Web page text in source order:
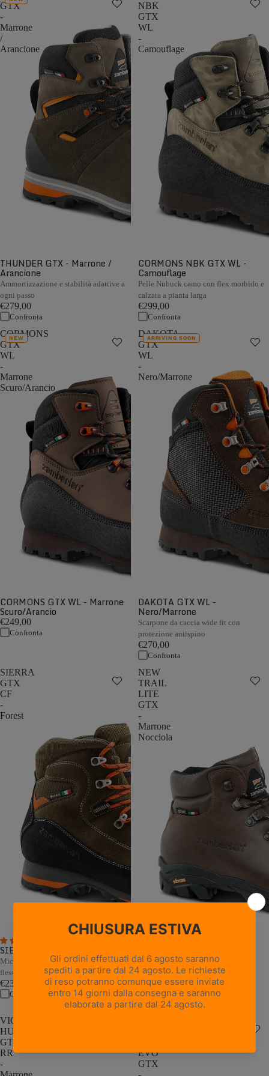
GTX
-
Marrone
/
Arancione
THUNDER GTX - Marrone /
Arancione
Ammortizzazione e stabilità adattive a
ogni passo
€279,00
Confronta
NBK
GTX
WL
-
Camouflage
CORMONS NBK GTX WL -
Camouflage
Pelle Nubuck camo con flex morbido e
calzata a pianta larga
€299,00
Confronta
CORMONS
GTX
WL
-
Marrone
Scuro/Arancio
NEW
CORMONS GTX WL - Marrone
Scuro/Arancio
€249,00
Confronta
DAKOTA
GTX
WL
-
Nero/Marrone
ARRIVING SOON
DAKOTA GTX WL -
Nero/Marrone
Scarpone da caccia wide fit con
protezione antispino
€270,00
Confronta
SIERRA
GTX
CF
-
Forest
SIERRA GTX CF - Forest
Microfibra e pelle resistenti con
flessione naturale
€239,00
Confronta
NEW
TRAIL
LITE
GTX
-
Marrone
Nocciola
Marrone Nocciola
Pelle pieno fiore con trattamento
Hydrobloc®
€235,00
Confronta
VIOZ
HUNT
GTX
RR
-
EVO
GTX